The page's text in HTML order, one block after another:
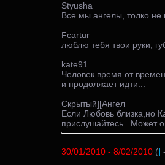
Styusha
Все мы ангелы, толко не
Fcartur
люблю тебя твои руки,
kate91
Человек время от
и продолжает идти...
Скрытый][Ангел
Если Любовь близка,но
прислушайтесь...Может
30/01/2010 - 8/02/2010 (|